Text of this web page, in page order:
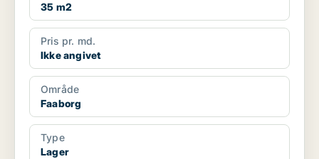
35 m2
Pris pr. md.
Ikke angivet
Område
Faaborg
Type
Lager